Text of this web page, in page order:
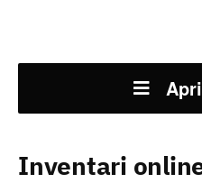
Inventari